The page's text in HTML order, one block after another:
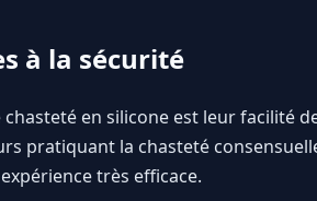
à la sécurité
chasteté en silicone est leur facilité
pratiquant la chasteté
très efficace.